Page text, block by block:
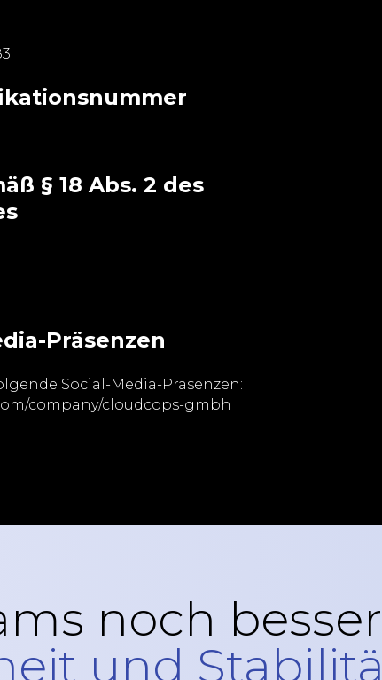
§ 18 Abs. 2 des
Präsenzen
Social-Media-Präsenzen:
company/cloudcops-gmbh
noch
und